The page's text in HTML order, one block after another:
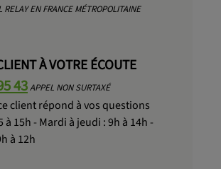
RELAY EN FRANCE MÉTROPOLITAINE
À VOTRE ÉCOUTE
43APPEL NON SURTAXÉ
client répond à vos questions
à 15h - Mardi à jeudi : 9h à 14h -
à 12h